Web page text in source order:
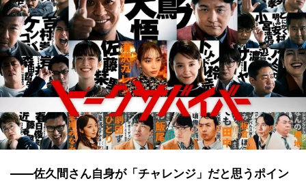
――佐久間さん自身が「チャレンジ」だと思うポイン